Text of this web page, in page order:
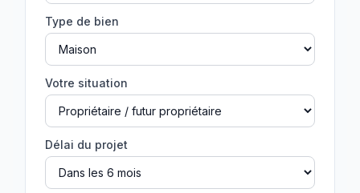
Type de bien
Votre situation
Délai du projet